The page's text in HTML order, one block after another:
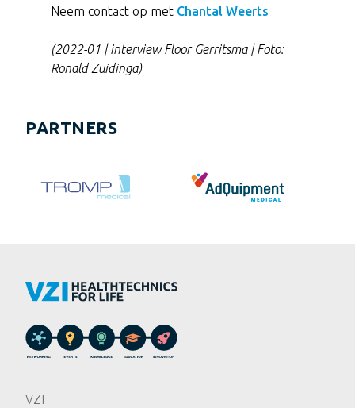
Neem contact op met Chantal Weerts
(2022-01 | interview Floor Gerritsma | Foto:
Ronald Zuidinga)
PARTNERS
VZI